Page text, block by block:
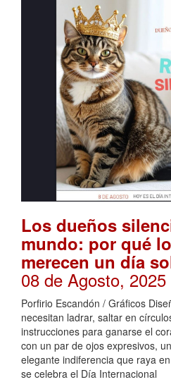
Los dueños
mundo: por qué
merecen un día
08 de Agosto,
Porfirio Escandón / Gráficos
necesitan ladrar, saltar en
instrucciones para ganarse el
con un par de ojos expresivos,
elegante indiferencia que raya
se celebra el Día Internacional